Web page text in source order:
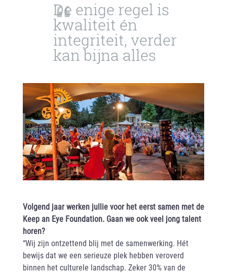
De enige regel is
kwaliteit én
integriteit, verder
kan bijna alles
Volgend jaar werken jullie voor het eerst samen met de
Keep an Eye Foundation. Gaan we ook veel jong talent
horen?
“Wij zijn ontzettend blij met de samenwerking. Hét
bewijs dat we een serieuze plek hebben veroverd
binnen het culturele landschap. Zeker 30% van de